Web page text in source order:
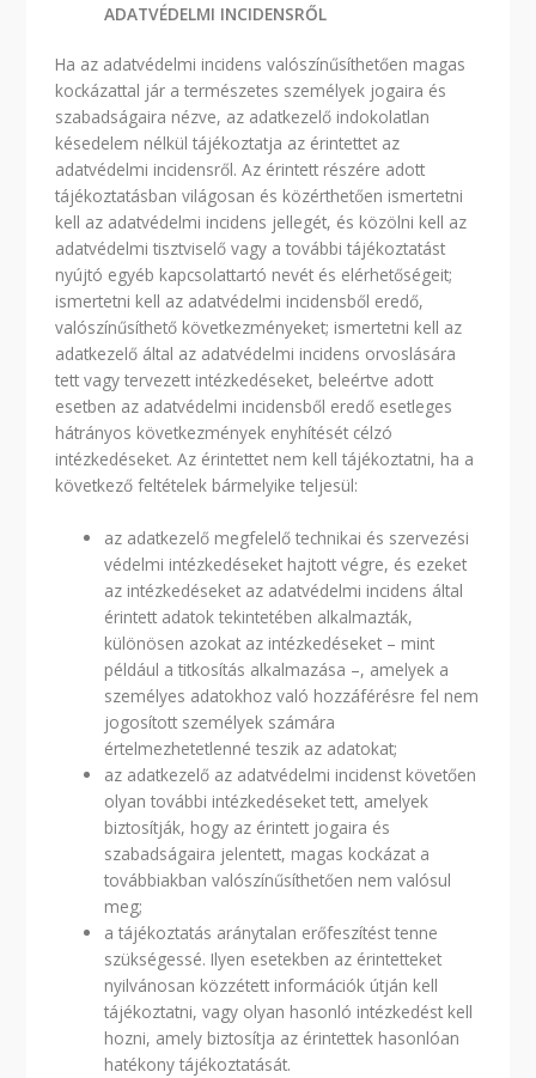
ADATVÉDELMI INCIDENSRŐL
Ha az adatvédelmi incidens valószínűsíthetően magas
kockázattal jár a természetes személyek jogaira és
szabadságaira nézve, az adatkezelő indokolatlan
késedelem nélkül tájékoztatja az érintettet az
adatvédelmi incidensről. Az érintett részére adott
tájékoztatásban világosan és közérthetően ismertetni
kell az adatvédelmi incidens jellegét, és közölni kell az
adatvédelmi tisztviselő vagy a további tájékoztatást
nyújtó egyéb kapcsolattartó nevét és elérhetőségeit;
ismertetni kell az adatvédelmi incidensből eredő,
valószínűsíthető következményeket; ismertetni kell az
adatkezelő által az adatvédelmi incidens orvoslására
tett vagy tervezett intézkedéseket, beleértve adott
esetben az adatvédelmi incidensből eredő esetleges
hátrányos következmények enyhítését célzó
intézkedéseket. Az érintettet nem kell tájékoztatni, ha a
következő feltételek bármelyike teljesül:
az adatkezelő megfelelő technikai és szervezési
védelmi intézkedéseket hajtott végre, és ezeket
az intézkedéseket az adatvédelmi incidens által
érintett adatok tekintetében alkalmazták,
különösen azokat az intézkedéseket – mint
például a titkosítás alkalmazása –, amelyek a
személyes adatokhoz való hozzáférésre fel nem
jogosított személyek számára
értelmezhetetlenné teszik az adatokat;
az adatkezelő az adatvédelmi incidenst követően
olyan további intézkedéseket tett, amelyek
biztosítják, hogy az érintett jogaira és
szabadságaira jelentett, magas kockázat a
továbbiakban valószínűsíthetően nem valósul
meg;
a tájékoztatás aránytalan erőfeszítést tenne
szükségessé. Ilyen esetekben az érintetteket
nyilvánosan közzétett információk útján kell
tájékoztatni, vagy olyan hasonló intézkedést kell
hozni, amely biztosítja az érintettek hasonlóan
hatékony tájékoztatását.